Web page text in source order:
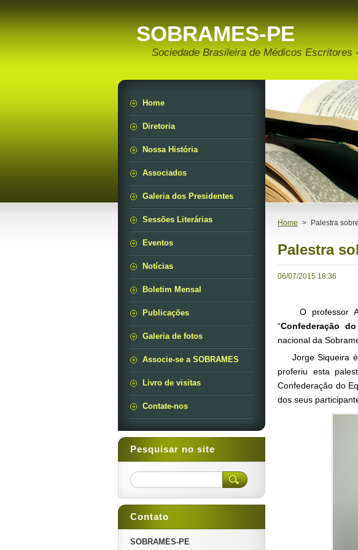
SOBRAMES-PE
Sociedade Brasileira de Médicos Escritores
Home > Palestra
Palestra
06/07/2015 18:36
O professor
“Confederação
nacional da
Jorge Siqueira é
proferiu esta
Confederação do
dos seus
Home
Diretoria
Nossa História
Associados
Galeria dos Presidentes
Sessões Literárias
Eventos
Notícias
Boletim Mensal
Publicações
Galeria de fotos
Associe-se a SOBRAMES
Livro de visitas
Contate-nos
Pesquisar no site
Contato
SOBRAMES-PE